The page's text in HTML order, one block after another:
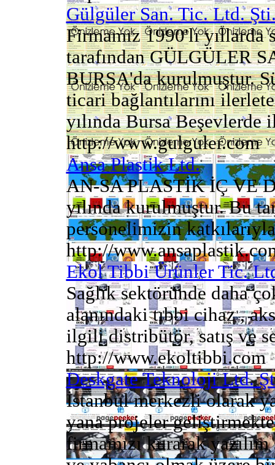
Gülgüler San. Tic. Ltd.
Firmamız 1990'lı
tarafından GÜLGÜLER
BURSA'da kurulmuştur.
ticari bağlantılarını
yılında Bursa Beşevlerde
http://www.gulguler.com
Ansa Plastik Ltd.
AN-SA PLASTİK İÇ VE
yılında kurulmuştur. Bu
personelimizin
http://
Ekol Tibbi Ürünler Tic.
Sağlık sektöründe daha
alanındaki tıbbi cihaz ,
ilgili distribütör, satış ve
http://www.ekoltibbi.com
Deskgate Teknoloji Ltd.
İstanbul merkezli olarak
yana projeler
firmamızı kurarak